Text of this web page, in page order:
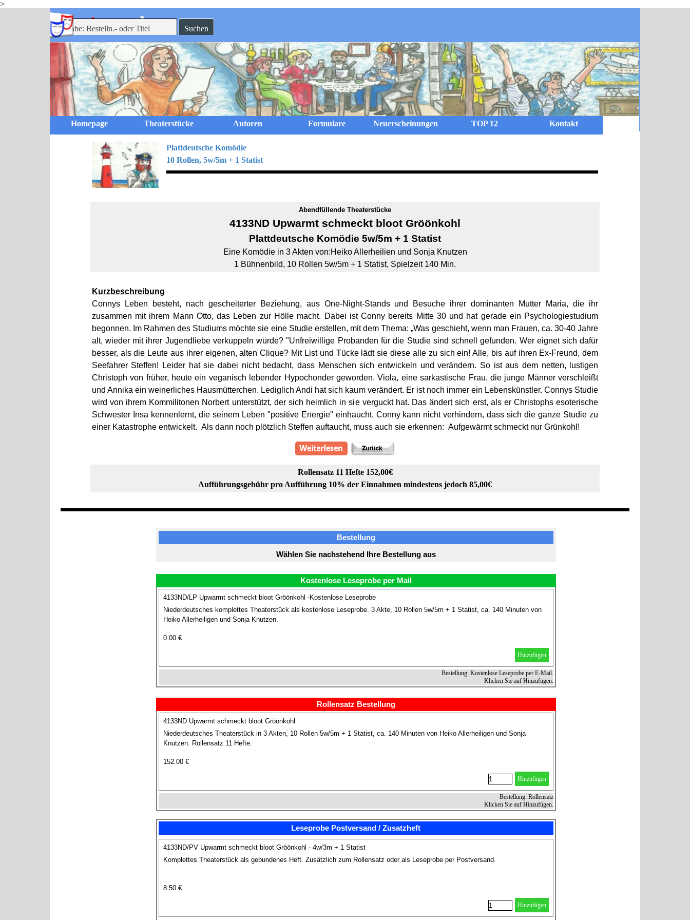
>
Direkt zum Seiteninhalt
-theaterverlag
mein Suchen
Menü überspringen
Homepage Theaterstücke Autoren Formulare Neuerscheinungen TOP 12 Kontakt
Plattdeutsche Komödie
10 Rollen, 5w/5m + 1 Statist
Abendfüllende Theaterstücke
4133ND Upwarmt schmeckt bloot Gröönkohl
Plattdeutsche Komödie 5w/5m + 1 Statist
Eine Komödie in 3 Akten von:Heiko Allerheilien und Sonja Knutzen
1 Bühnenbild, 10 Rollen 5w/5m + 1 Statist, Spielzeit 140 Min.
Kurzbeschreibung
Connys Leben besteht, nach gescheiterter Beziehung, aus One-Night-Stands und Besuche ihrer dominanten Mutter Maria, die ihr
zusammen mit ihrem Mann Otto, das Leben zur Hölle macht. Dabei ist Conny bereits Mitte 30 und hat gerade ein Psychologiestudium
begonnen. Im Rahmen des Studiums möchte sie eine Studie erstellen, mit dem Thema: „Was geschieht, wenn man Frauen, ca. 30-40 Jahre
alt, wieder mit ihrer Jugendliebe verkuppeln würde? "Unfreiwillige Probanden für die Studie sind schnell gefunden. Wer eignet sich dafür
besser, als die Leute aus ihrer eigenen, alten Clique? Mit List und Tücke lädt sie diese alle zu sich ein! Alle, bis auf ihren Ex-Freund, dem
Seefahrer Steffen! Leider hat sie dabei nicht bedacht, dass Menschen sich entwickeln und verändern. So ist aus dem netten, lustigen
Christoph von früher, heute ein veganisch lebender Hypochonder geworden. Viola, eine sarkastische Frau, die junge Männer verschleißt
und Annika ein weinerliches Hausmütterchen. Lediglich Andi hat sich kaum verändert. Er ist noch immer ein Lebenskünstler. Connys Studie
wird von ihrem Kommilitonen Norbert unterstützt, der sich heimlich in sie verguckt hat. Das ändert sich erst, als er Christophs esoterische
Schwester Insa kennenlernt, die seinem Leben "positive Energie" einhaucht. Conny kann nicht verhindern, dass sich die ganze Studie zu
einer Katastrophe entwickelt. Als dann noch plötzlich Steffen auftaucht, muss auch sie erkennen: Aufgewärmt schmeckt nur Grünkohl!
Rollensatz 11 Hefte 152,00€
Aufführungsgebühr pro Aufführung 10% der Einnahmen mindestens jedoch 85,00€
Bestellung
Wählen Sie nachstehend Ihre Bestellung aus
Kostenlose Leseprobe per Mail
4133ND/LP Upwarmt schmeckt bloot Gröönkohl -Kostenlose Leseprobe
Niederdeutsches komplettes Theaterstück als kostenlose Leseprobe. 3 Akte, 10 Rollen 5w/5m + 1 Statist, ca. 140 Minuten von
Heiko Allerheiligen und Sonja Knutzen.
0.00 €
Hinzufügen
Bestellung: Kostenlose Leseprobe per E-Mail.
Klicken Sie auf Hinzufügen.
Rollensatz Bestellung
4133ND Upwarmt schmeckt bloot Gröönkohl
Niederdeutsches Theaterstück in 3 Akten, 10 Rollen 5w/5m + 1 Statist, ca. 140 Minuten von Heiko Allerheiligen und Sonja
Knutzen. Rollensatz 11 Hefte.
152.00 €
Hinzufügen
Bestellung: Rollensatz
Klicken Sie auf Hinzufügen.
Leseprobe Postversand / Zusatzheft
4133ND/PV Upwarmt schmeckt bloot Gröönkohl - 4w/3m + 1 Statist
Komplettes Theaterstück als gebundenes Heft. Zusätzlich zum Rollensatz oder als Leseprobe per Postversand.
8.50 €
Hinzufügen